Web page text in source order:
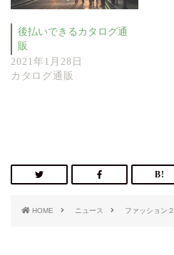
後払いできるカタログ通
販
2021年1月28日
カタログ通販
HOME ニュース ファッション２